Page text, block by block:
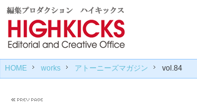
HOME works アトーニーズマガジン vol.84